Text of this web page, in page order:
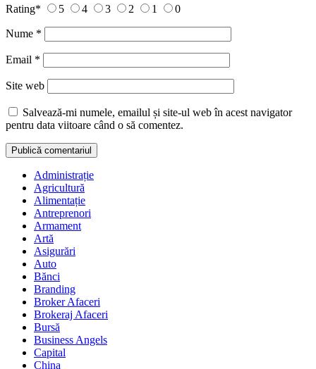
Rating* 5 4 3 2 1 0
Nume *
Email *
Site web
Salvează-mi numele, emailul și site-ul web în acest navigator
pentru data viitoare când o să comentez.
Administrație
Agricultură
Alimentație
Antreprenori
Armament
Artă
Asigurări
Auto
Bănci
Branding
Broker Afaceri
Brokeraj Afaceri
Bursă
Business Angels
Capital
China